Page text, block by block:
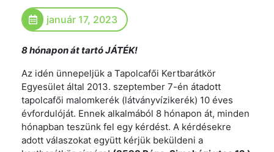
január 17, 2023
8 hónapon át tartó JÁTÉK!
Az idén ünnepeljük a Tapolcafői Kertbarátkör
Egyesület által 2013. szeptember 7-én átadott
tapolcafői malomkerék (látványvízikerék) 10 éves
évfordulóját. Ennek alkalmából 8 hónapon át, minden
hónapban teszünk fel egy kérdést. A kérdésekre
adott válaszokat együtt kérjük beküldeni a